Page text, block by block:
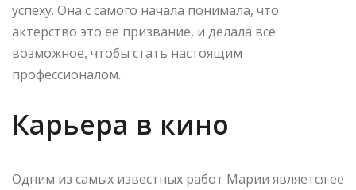
успеху. Она с самого начала понимала, что
актерство это ее призвание, и делала все
возможное, чтобы стать настоящим
профессионалом.
Карьера в кино
Одним из самых известных работ Марии является ее